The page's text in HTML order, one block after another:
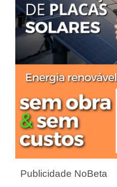
Publicidade NoBeta